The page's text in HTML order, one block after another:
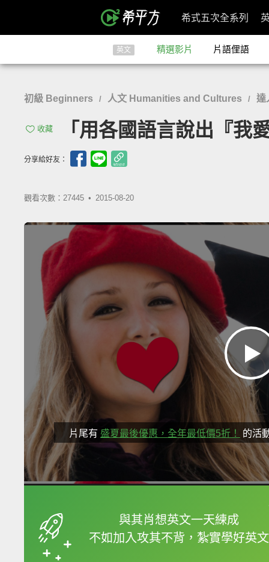
希式五次全系列
英文 精選影片 片語俚語
初級 Beginners / 人文 Humanities and Cultures / 達
收藏 「用各國語言說出『
分享給好友：
觀看次數：27445 • 2015-08-20
片尾有 盛夏最後優惠，全年最低價5折！ 的活
與其肖想英文一天練成
不如加入攻其不背，紮實學好英文
框選或點兩下字幕可